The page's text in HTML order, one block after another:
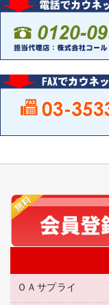
ＯＡサプライ